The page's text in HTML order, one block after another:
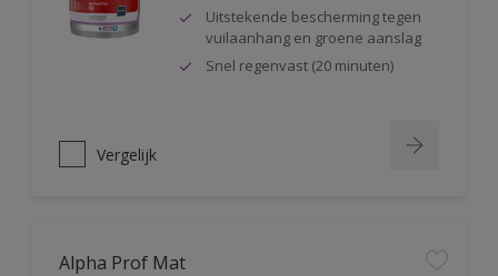
Uitstekende bescherming tegen
vuilaanhang en groene aanslag
Snel regenvast (20 minuten)
Vergelijk
Alpha Prof Mat